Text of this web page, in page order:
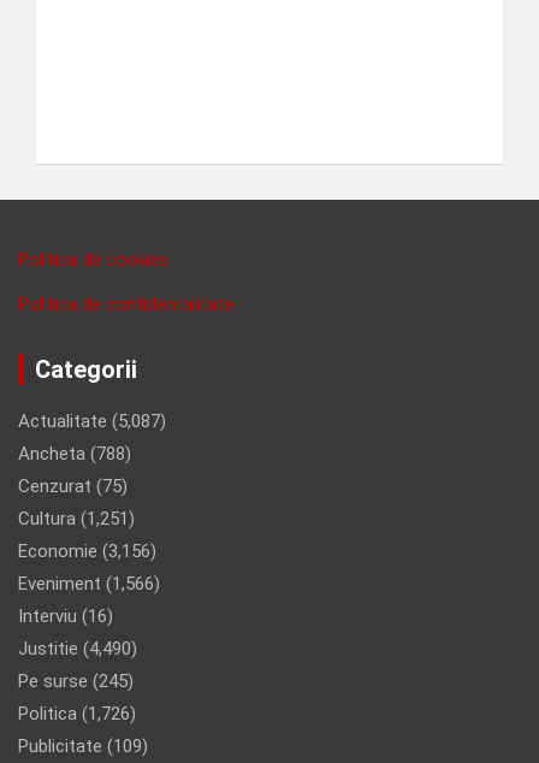
Politica de cookies
Politica de confidentalitate
Categorii
Actualitate (5,087)
Ancheta (788)
Cenzurat (75)
Cultura (1,251)
Economie (3,156)
Eveniment (1,566)
Interviu (16)
Justitie (4,490)
Pe surse (245)
Politica (1,726)
Publicitate (109)